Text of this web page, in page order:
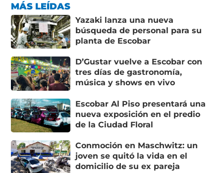
MÁS LEÍDAS
Yazaki lanza una nueva
búsqueda de personal para su
planta de Escobar
D’Gustar vuelve a Escobar con
tres días de gastronomía,
música y shows en vivo
Escobar Al Piso presentará una
nueva exposición en el predio
de la Ciudad Floral
Conmoción en Maschwitz: un
joven se quitó la vida en el
domicilio de su ex pareja